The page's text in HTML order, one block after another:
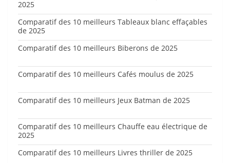
2025
Comparatif des 10 meilleurs Tableaux blanc effaçables
de 2025
Comparatif des 10 meilleurs Biberons de 2025
Comparatif des 10 meilleurs Cafés moulus de 2025
Comparatif des 10 meilleurs Jeux Batman de 2025
Comparatif des 10 meilleurs Chauffe eau électrique de
2025
Comparatif des 10 meilleurs Livres thriller de 2025